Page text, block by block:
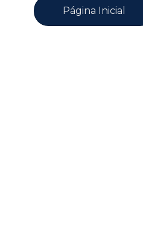
Página Inicial